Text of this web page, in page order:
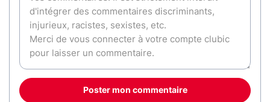
Poster mon commentaire